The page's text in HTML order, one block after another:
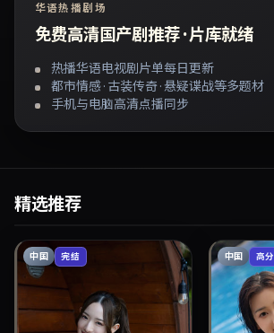
华语热播剧场
免费高清国产剧推荐 · 片库就绪
热播华语电视剧片单每日更新
都市情感 · 古装传奇 · 悬疑谍战等多题材
手机与电脑高清点播同步
精选推荐
中国 完结 中国 高分